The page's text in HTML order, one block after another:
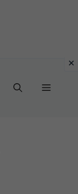
Menu